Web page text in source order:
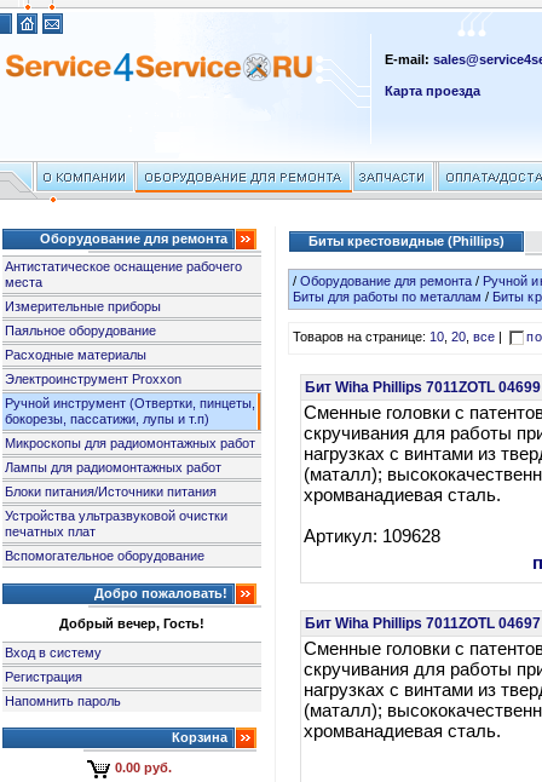
E-mail:
Карта проезда
Оборудование для ремонта
Антистатическое оснащение рабочего
места
Измерительные приборы
Паяльное оборудование
Расходные материалы
Электроинструмент Proxxon
Ручной инструмент (Отвертки, пинцеты,
бокорезы, пассатижи, лупы и т.п)
Микроскопы для радиомонтажных работ
Лампы для радиомонтажных работ
Блоки питания/Источники питания
Устройства ультразвуковой очистки
печатных плат
Вспомогательное оборудование
Добро пожаловать!
Добрый вечер, Гость!
Вход в систему
Регистрация
Напомнить пароль
Корзина
0.00 руб.
Биты крестовидные (Phillips)
/Оборудование для ремонта / Ручной
Биты для работы по металлам / Биты
Товаров на странице:10,20,все
Бит Wiha Phillips 7011ZOTL
Сменные головки с
скручивания для работы
нагрузках с винтами из
(маталл);
хромванадиевая сталь.
Артикул: 109628
Бит Wiha Phillips 7011ZOTL
Сменные головки с
скручивания для работы
нагрузках с винтами из
(маталл);
хромванадиевая сталь.